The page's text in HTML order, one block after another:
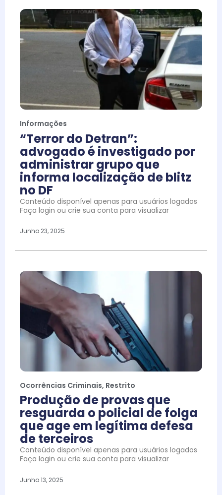
Informações
“Terror do Detran”:
advogado é investigado por
administrar grupo que
informa localização de blitz
no DF
Conteúdo disponível apenas para usuários logados
Faça login ou crie sua conta para visualizar
Junho 23, 2025
Ocorrências Criminais, Restrito
Produção de provas que
resguarda o policial de folga
que age em legítima defesa
de terceiros
Conteúdo disponível apenas para usuários logados
Faça login ou crie sua conta para visualizar
Junho 13, 2025